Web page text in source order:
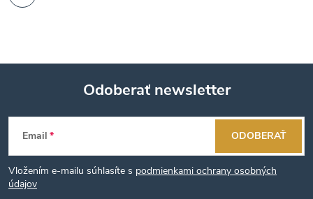
Z
á
p
Odoberať newsletter
Email
Vložením e-mailu súhlasíte s podmienkami ochrany osobných
údajov
ODOBERAŤ